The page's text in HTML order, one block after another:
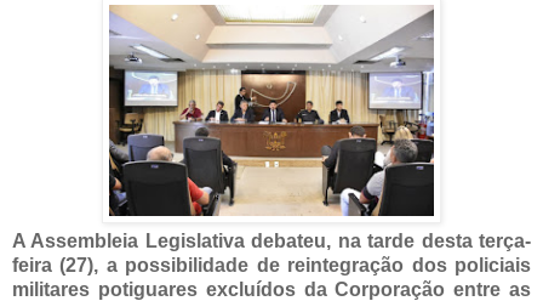
A Assembleia Legislativa debateu, na tarde desta terça-
feira (27), a possibilidade de reintegração dos policiais
militares potiguares excluídos da Corporação entre as